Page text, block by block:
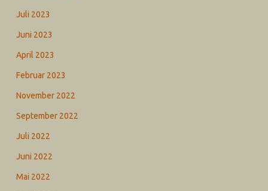
Juli 2023
Juni 2023
April 2023
Februar 2023
November 2022
September 2022
Juli 2022
Juni 2022
Mai 2022